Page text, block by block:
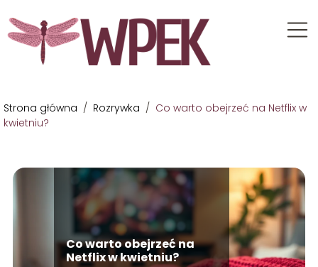
Strona główna / Rozrywka / Co warto obejrzeć na Netflix w
kwietniu?
Co warto obejrzeć na
Netflix w kwietniu?